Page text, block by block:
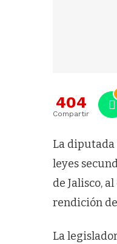
404
Compartir
La diputada
leyes
de Jalisco,
rendición
La